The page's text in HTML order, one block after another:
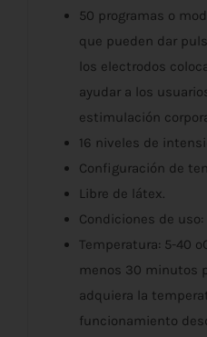
50 programas o
que pueden dar
los electrodos
ayudar a los
estimulación
16 niveles de
Configuración de
Libre de látex.
Condiciones de uso:
Temperatura: 5-40
menos 30 minutos
adquiera la
funcionamiento